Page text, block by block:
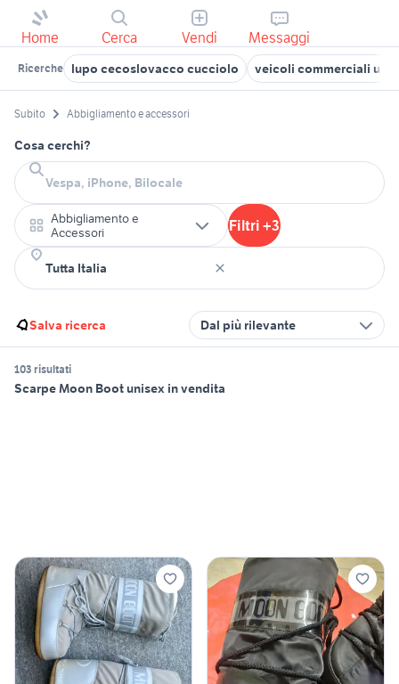
Home Cerca Vendi Messaggi
Ricerche lupo cecoslovacco cucciolo veicoli commerciali
Subito Abbigliamento e accessori
Cosa cerchi?
Abbigliamento e
Accessori
Filtri +3
Salva ricerca Dal più rilevante
103 risultati
Scarpe Moon Boot unisex in vendita